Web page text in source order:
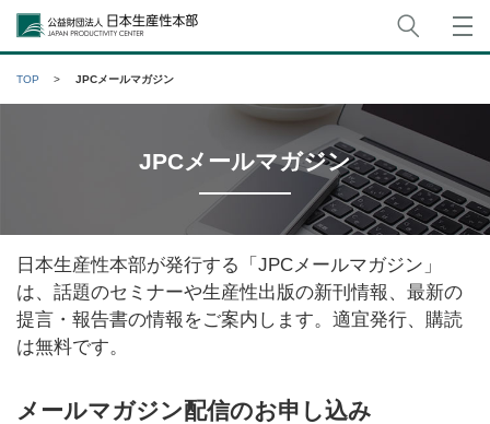
公益財団法人日本生産性本部
TOP JPCメールマガジン
JPCメールマガジン
日本生産性本部が発行する「JPCメールマガジン」
は、話題のセミナーや生産性出版の新刊情報、最新の
提言・報告書の情報をご案内します。適宜発行、購読
は無料です。
メールマガジン配信のお申し込み